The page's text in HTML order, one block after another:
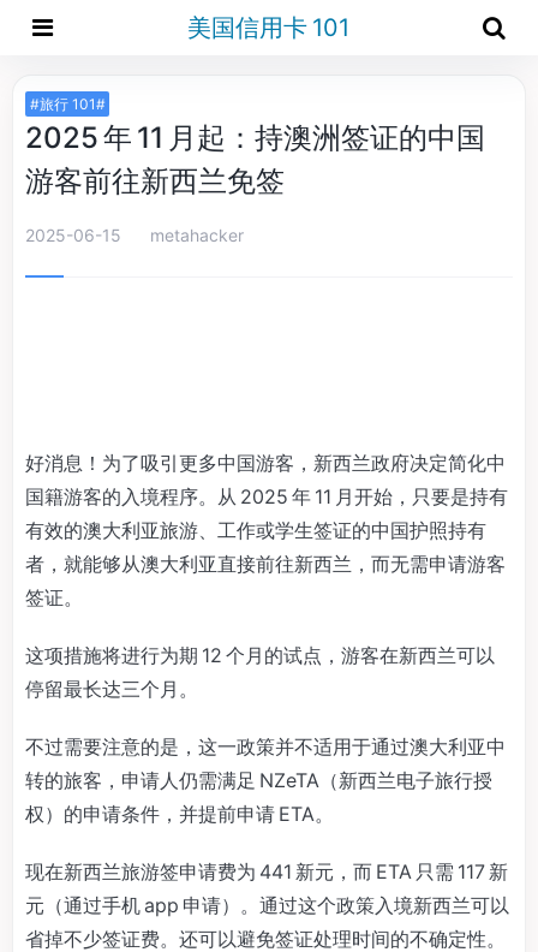
美国信用卡 101
#旅行 101#
2025 年 11 月起：持澳洲签证的中国
游客前往新西兰免签
2025-06-15 metahacker
好消息！为了吸引更多中国游客，新西兰政府决定简化中
国籍游客的入境程序。从 2025 年 11 月开始，只要是持有
有效的澳大利亚旅游、工作或学生签证的中国护照持有
者，就能够从澳大利亚直接前往新西兰，而无需申请游客
签证。
这项措施将进行为期 12 个月的试点，游客在新西兰可以
停留最长达三个月。
不过需要注意的是，这一政策并不适用于通过澳大利亚中
转的旅客，申请人仍需满足 NZeTA（新西兰电子旅行授
权）的申请条件，并提前申请 ETA。
现在新西兰旅游签申请费为 441 新元，而 ETA 只需 117 新
元（通过手机 app 申请）。通过这个政策入境新西兰可以
省掉不少签证费。还可以避免签证处理时间的不确定性。